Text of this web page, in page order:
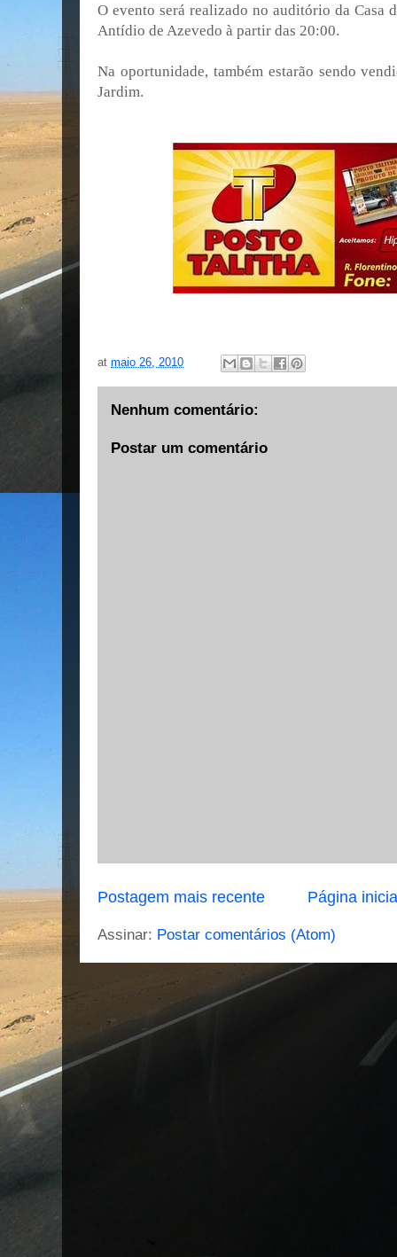
O evento será realizado no auditório da Casa
Antídio de Azevedo à partir das 20:00.
Na oportunidade, também estarão sendo
Jardim.
at maio 26, 2010
Nenhum comentário:
Postar um comentário
Postagem mais recente Página
Assinar: Postar comentários (Atom)